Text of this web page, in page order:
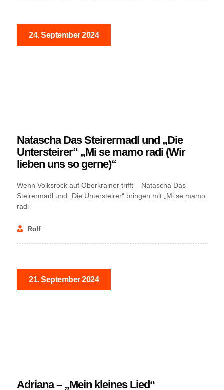
24. September 2024
NEWS
Natascha Das Steirermadl und „Die
Untersteirer“ „Mi se mamo radi (Wir
lieben uns so gerne)“
Wenn Volksrock auf Oberkrainer trifft – Natascha Das
Steirermadl und „Die Untersteirer“ bringen mit „Mi se mamo
radi
Rolf
21. September 2024
NEWS
Adriana – „Mein kleines Lied“